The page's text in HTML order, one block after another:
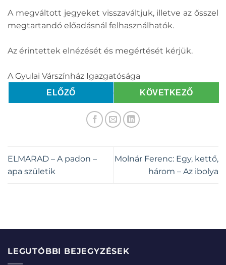
A megváltott jegyeket visszaváltjuk, illetve az ősszel
megtartandó előadásnál felhasználhatók.
Az érintettek elnézését és megértését kérjük.
A Gyulai Várszínház Igazgatósága
ELŐZŐ KÖVETKEZŐ
ELMARAD – A padon –
apa születik
Molnár Ferenc: Egy, kettő,
három – Az ibolya
LEGUTÓBBI BEJEGYZÉSEK